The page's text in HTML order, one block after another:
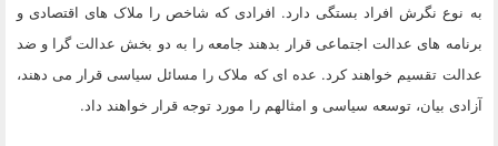
به نوع نگرش افراد بستگی دارد. افرادی که شاخص را ملاک های اقتصادی و
برنامه های عدالت اجتماعی قرار بدهند جامعه را به دو بخش عدالت گرا و ضد
عدالت تقسیم خواهند کرد. عده ای که ملاک را مسائل سیاسی قرار می دهند،
آزادی بیان، توسعه سیاسی و امثالهم را مورد توجه قرار خواهند داد.